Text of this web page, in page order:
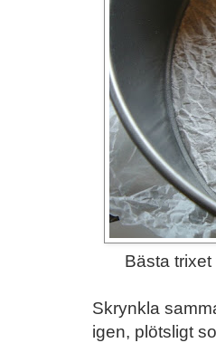
Bästa
Skrynkla
igen, plötsligt